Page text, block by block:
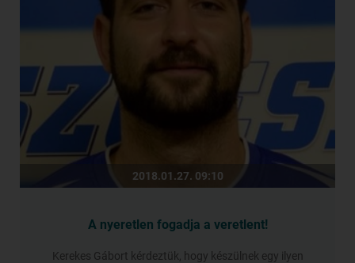
2018.01.27. 09:10
A nyeretlen fogadja a veretlent!
Kerekes Gábort kérdeztük, hogy készülnek egy ilyen